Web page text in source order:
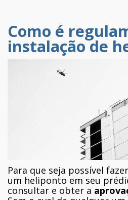
Como é
instalação de
Para que seja possível
um heliponto em seu
consultar e obter a